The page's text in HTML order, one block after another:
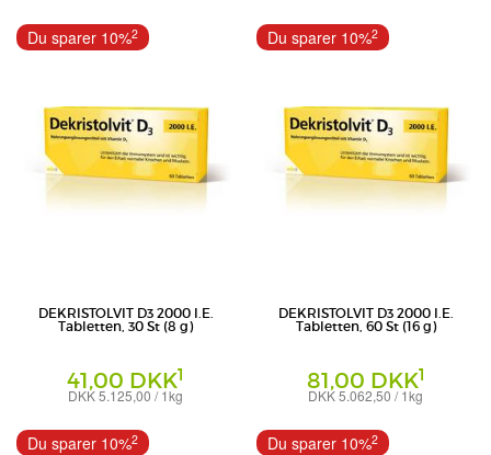
Hexal AG MIBE GmbH Arzneimittel
DEKRISTOLVIT D3 2000 I.E.
Tabletten, 30 St (8 g)
41,00 DKK1
DKK 5.125,00 / 1kg
Trommsdorff GmbH & Co. KG
Du sparer 10%2
DEKRISTOLVIT D3 2000 I.E.
Tabletten, 60 St (16 g)
81,00 DKK1
DKK 5.062,50 / 1kg
Trommsdorff GmbH & Co. KG
Du sparer 10%2
Du sparer 10%2 Du sparer 10%2